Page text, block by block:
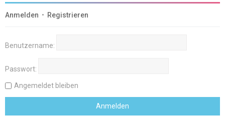
Anmelden • Registrieren
Benutzername:
Passwort:
Angemeldet bleiben